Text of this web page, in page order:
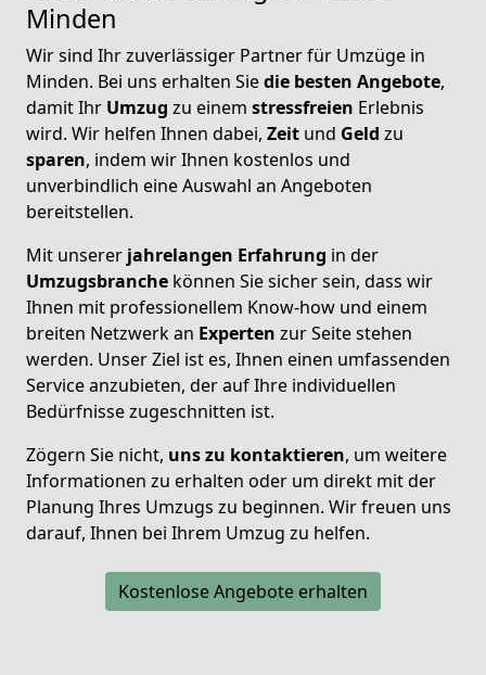
Minden
Wir sind Ihr zuverlässiger Partner für Umzüge in
Minden. Bei uns erhalten Siedie besten Angebote,
damit Ihr Umzug zu einem stressfreien Erlebnis
wird. Wir helfen Ihnen dabei, Zeit und Geld zu
sparen, indem wir Ihnen kostenlos und
unverbindlich eine Auswahl an Angeboten
bereitstellen.
Mit unserer jahrelangen Erfahrung in der
Umzugsbranche können Sie sicher sein, dass wir
Ihnen mit professionellem Know-how und einem
breiten Netzwerk an Experten zur Seite stehen
werden. Unser Ziel ist es, Ihnen einen umfassenden
Service anzubieten, der auf Ihre individuellen
Bedürfnisse zugeschnitten ist.
Zögern Sie nicht, uns zu kontaktieren, um weitere
Informationen zu erhalten oder um direkt mit der
Planung Ihres Umzugs zu beginnen. Wir freuen uns
darauf, Ihnen bei Ihrem Umzug zu helfen.
Kostenlose Angebote erhalten